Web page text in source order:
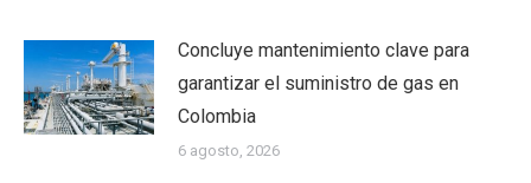
Concluye mantenimiento clave para
garantizar el suministro de gas en
Colombia
6 agosto, 2026